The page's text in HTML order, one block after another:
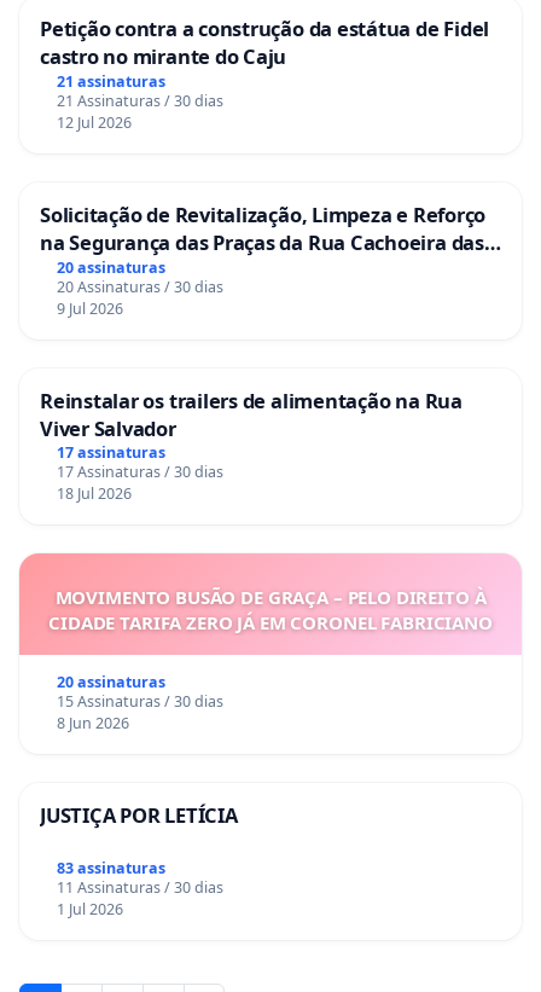
Petição contra a construção da estátua de Fidel
castro no mirante do Caju
21 assinaturas
21 Assinaturas / 30 dias
12 Jul 2026
Solicitação de Revitalização, Limpeza e Reforço
na Segurança das Praças da Rua Cachoeira das
Sete Ilhas
20 assinaturas
20 Assinaturas / 30 dias
9 Jul 2026
Reinstalar os trailers de alimentação na Rua
Viver Salvador
17 assinaturas
17 Assinaturas / 30 dias
18 Jul 2026
MOVIMENTO BUSÃO DE GRAÇA – PELO DIREITO À
CIDADE TARIFA ZERO JÁ EM CORONEL FABRICIANO
20 assinaturas
15 Assinaturas / 30 dias
8 Jun 2026
JUSTIÇA POR LETÍCIA
83 assinaturas
11 Assinaturas / 30 dias
1 Jul 2026